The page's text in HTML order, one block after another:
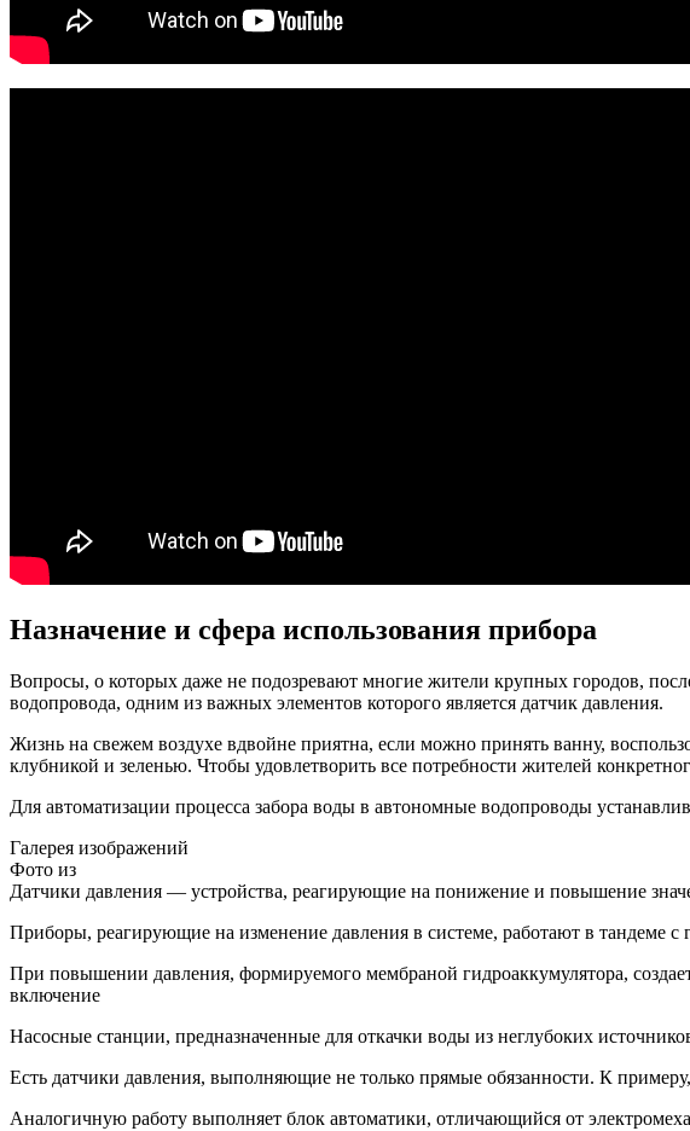
Назначение и сфера использования прибора
Вопросы, о которых даже не подозревают многие жители крупных городов,
водопровода, одним из важных элементов которого является датчик давления.
Жизнь на свежем воздухе вдвойне приятна, если можно принять ванну,
клубникой и зеленью. Чтобы удовлетворить все потребности жителей
Для автоматизации процесса забора воды в автономные водопроводы
Галерея изображений
Фото из
Датчики давления — устройства, реагирующие на понижение и повышение
Приборы, реагирующие на изменение давления в системе, работают в тандеме с
При повышении давления, формируемого мембраной гидроаккумулятора,
включение
Насосные станции, предназначенные для откачки воды из неглубоких
Есть датчики давления, выполняющие не только прямые обязанности. К
Аналогичную работу выполняет блок автоматики, отличающийся от